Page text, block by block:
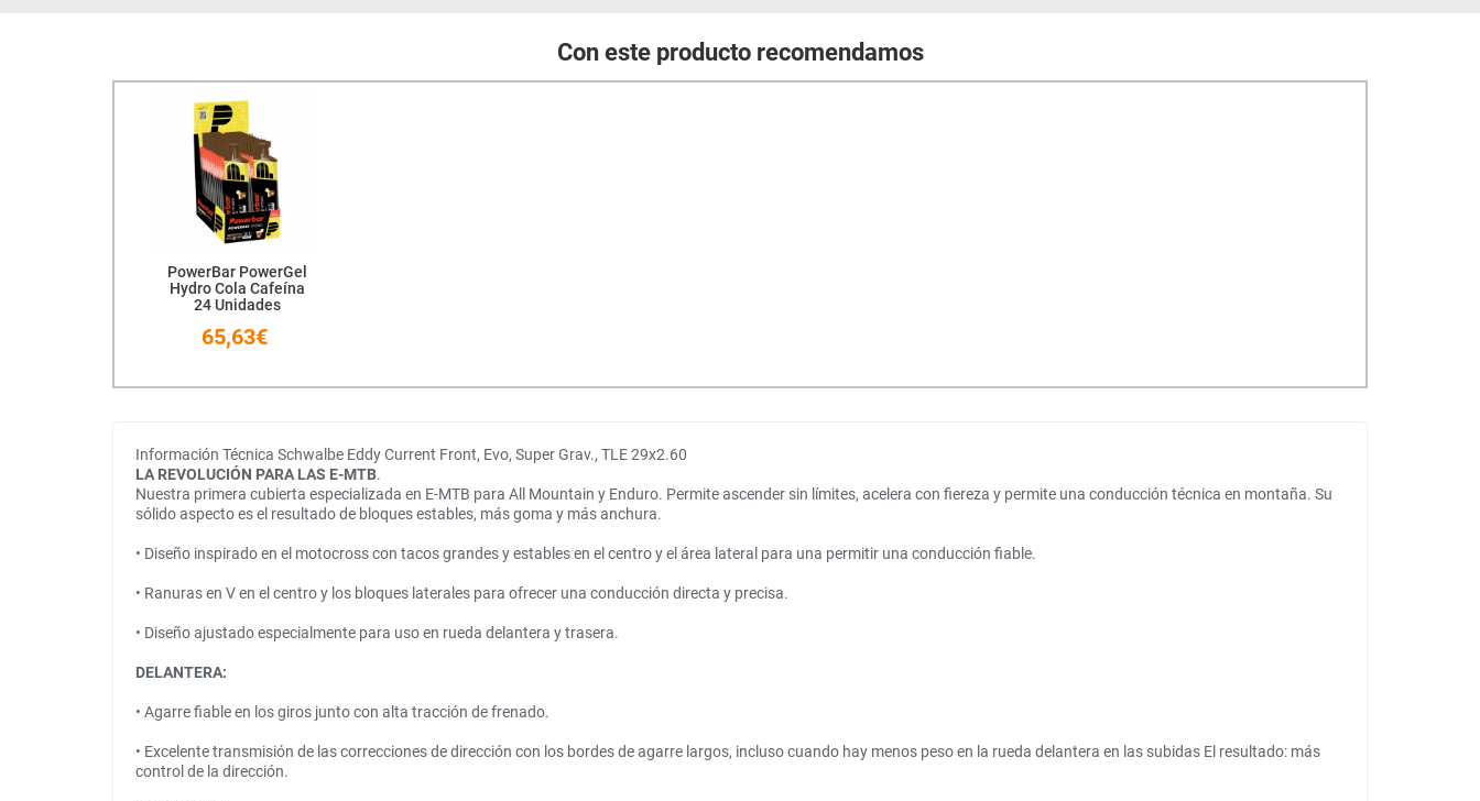
Con este producto recomendamos
PowerBar PowerGel
Hydro Cola Cafeína
24 Unidades
65,63€
Información Técnica Schwalbe Eddy Current Front, Evo, Super Grav., TLE 29x2.60
LA REVOLUCIÓN PARA LAS E-MTB.
Nuestra primera cubierta especializada en E-MTB para All Mountain y Enduro. Permite ascender sin límites, acelera con fiereza y permite una conducción técnica en montaña. Su
sólido aspecto es el resultado de bloques estables, más goma y más anchura.
• Diseño inspirado en el motocross con tacos grandes y estables en el centro y el área lateral para una permitir una conducción fiable.
• Ranuras en V en el centro y los bloques laterales para ofrecer una conducción directa y precisa.
• Diseño ajustado especialmente para uso en rueda delantera y trasera.
DELANTERA:
• Agarre fiable en los giros junto con alta tracción de frenado.
• Excelente transmisión de las correcciones de dirección con los bordes de agarre largos, incluso cuando hay menos peso en la rueda delantera en las subidas El resultado: más
control de la dirección.